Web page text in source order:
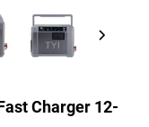
Charger 12-